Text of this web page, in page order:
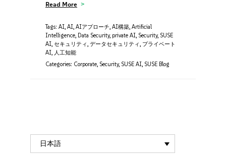
Read More
Tags: AI, AI, AIアプローチ, AI構築, Artificial
Intelligence, Data Security, private AI, Security, SUSE
AI, セキュリティ, データセキュリティ, プライベート
AI, 人工知能
Categories: Corporate, Security, SUSE AI, SUSE Blog
日本語